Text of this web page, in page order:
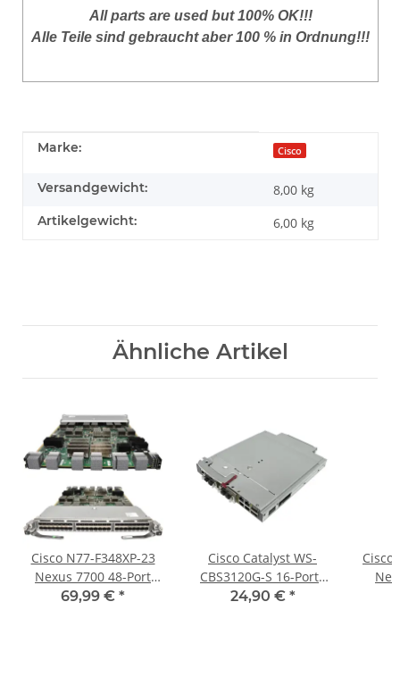
All parts are used but 100% OK!!!
Alle Teile sind gebraucht aber 100 % in Ordnung!!!
Produkteigenschaft
Wert
Marke: Cisco
Versandgewicht: 8,00 kg
Artikelgewicht: 6,00 kg
Ähnliche Artikel
Cisco N77-F348XP-23
Nexus 7700 48-Port
1/10 Gigabit Ethernet
69,99 € *
Cisco Catalyst WS-
CBS3120G-S 16-Ports
Switch für HP
24,90 € *
Cisco